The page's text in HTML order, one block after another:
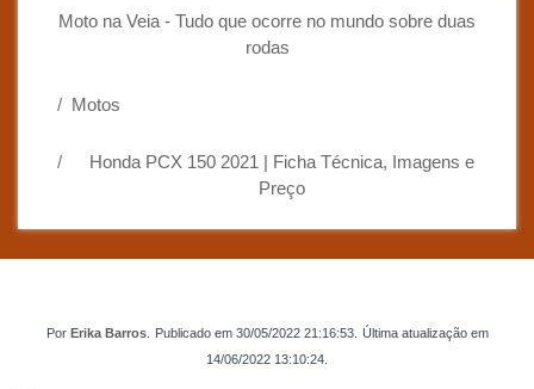
Moto na Veia - Tudo que ocorre no mundo sobre duas
rodas
Motos
Honda PCX 150 2021 | Ficha Técnica, Imagens e
Preço
Por Erika Barros. Publicado em 30/05/2022 21:16:53. Última atualização em
14/06/2022 13:10:24